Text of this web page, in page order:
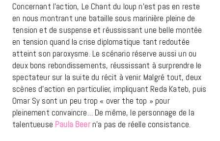
Concernant l’action, Le Chant du loup n’est pas en reste
en nous montrant une bataille sous marinière pleine de
tension et de suspense et réussissant une belle montée
en tension quand la crise diplomatique tant redoutée
atteint son paroxysme. Le scénario réserve aussi un ou
deux bons rebondissements, réussissant à surprendre le
spectateur sur la suite du récit à venir. Malgré tout, deux
scènes d’action en particulier, impliquant Reda Kateb, puis
Omar Sy sont un peu trop « over the top » pour
pleinement convaincre… De même, le personnage de la
talentueuse Paula Beern’a pas de réelle consistance.